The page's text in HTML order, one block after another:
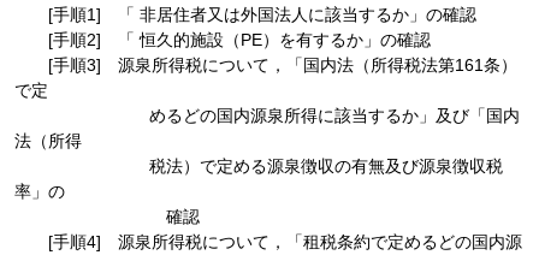
[手順1] 「 非居住者又は外国法人に該当するか」の確認
[手順2] 「 恒久的施設（PE）を有するか」の確認
[手順3] 源泉所得税について，「国内法（所得税法第161条）
で定
めるどの国内源泉所得に該当するか」及び「国内
法（所得
税法）で定める源泉徴収の有無及び源泉徴収税
率」の
確認
[手順4] 源泉所得税について，「租税条約で定めるどの国内源